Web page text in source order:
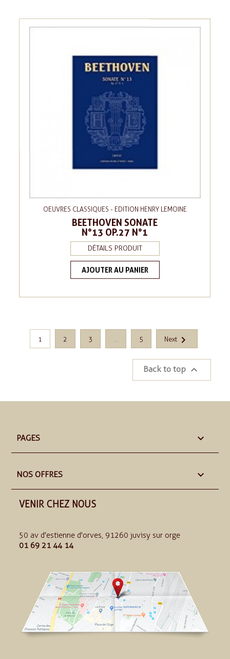
OEUVRES CLASSIQUES - EDITION HENRY LEMOINE
BEETHOVEN SONATE
N°13 OP.27 N°1
DÉTAILS PRODUIT
AJOUTER AU PANIER
1 2 3 … 5 Next 
Back to top 
PAGES 
NOS OFFRES 
VENIR CHEZ NOUS
50 av d'estienne d'orves, 91260 juvisy sur orge
01 69 21 44 14